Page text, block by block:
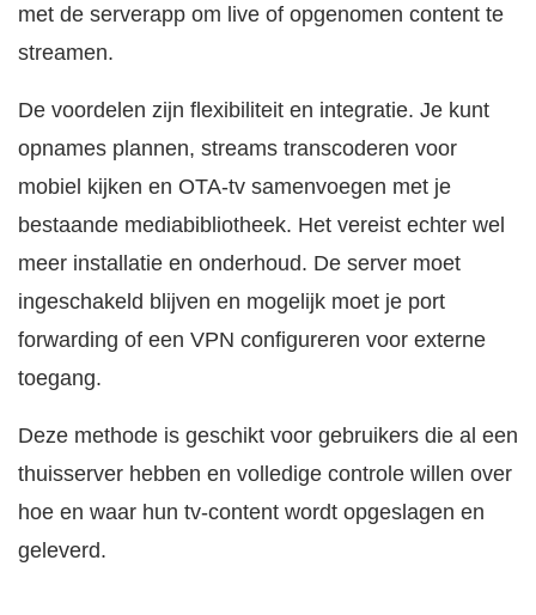
met de serverapp om live of opgenomen content te
streamen.
De voordelen zijn flexibiliteit en integratie. Je kunt
opnames plannen, streams transcoderen voor
mobiel kijken en OTA-tv samenvoegen met je
bestaande mediabibliotheek. Het vereist echter wel
meer installatie en onderhoud. De server moet
ingeschakeld blijven en mogelijk moet je port
forwarding of een VPN configureren voor externe
toegang.
Deze methode is geschikt voor gebruikers die al een
thuisserver hebben en volledige controle willen over
hoe en waar hun tv-content wordt opgeslagen en
geleverd.